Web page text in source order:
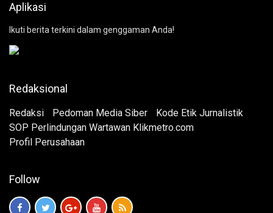
Aplikasi
Ikuti berita terkini dalam genggaman Anda!
Redaksional
Redaksi Pedoman Media Siber
Kode Etik Jurnalistik
SOP Perlindungan Wartawan Klikmetro.com
Profil Perusahaan
Follow